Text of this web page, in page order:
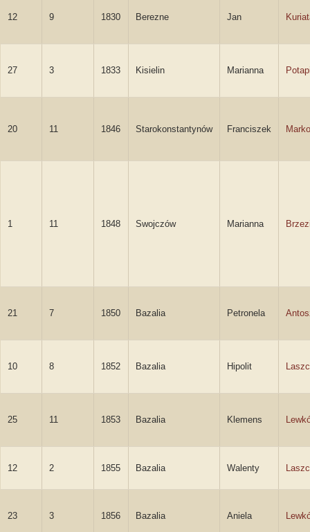
12 9 1830 Berezne Jan
27 3 1833 Kisielin Marianna
20 11 1846 Starokonstantynów Franciszek
1 11 1848 Swojczów Marianna
21 7 1850 Bazalia Petronela
10 8 1852 Bazalia Hipolit
25 11 1853 Bazalia Klemens
12 2 1855 Bazalia Walenty
23 3 1856 Bazalia Aniela